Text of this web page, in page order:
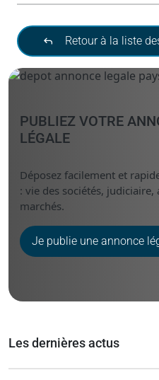
Retour à la liste
PUBLIEZ VOTRE
LÉGALE
Déposez facilement et
: vie des sociétés,
marchés.
Je publie une annonce
Les dernières actus